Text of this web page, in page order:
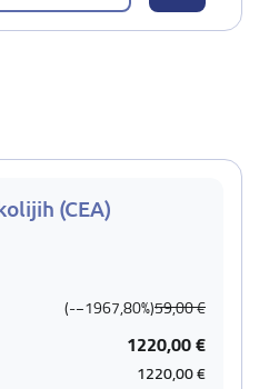
(CEA)
(-−1967,80%)59,00 €
1220,00 €
1220,00 €